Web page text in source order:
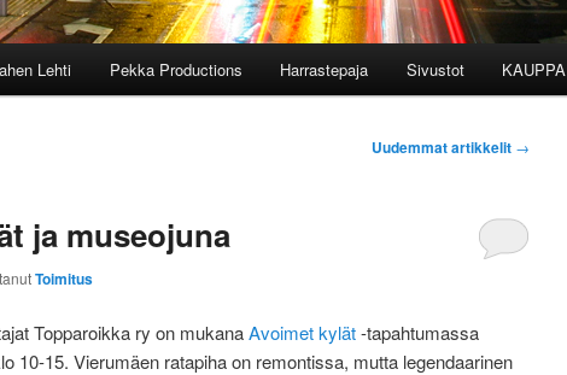
Lehti Pekka Productions Harrastepaja Sivustot KAUPPA
Uudemmat artikkelit →
ja museojuna
Toimitus
Topparoikka ry on mukanaAvoimet kylät-tapahtumassa
10-15. Vierumäen ratapiha on remontissa, mutta legendaarinen